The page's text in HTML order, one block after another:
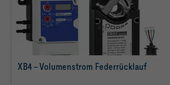
XB4 - Volumenstrom Federrücklauf